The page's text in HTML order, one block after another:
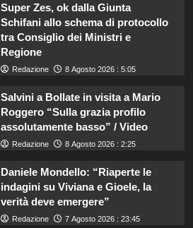
Phillips: l’eleganza estiva che non
dimenticherò mai.
Super Zes, ok dalla Giunta
Schifani allo schema di protocollo
tra Consiglio dei Ministri e
Regione
Redazione 8 Agosto 2026 : 5:05
Salvini a Bollate in visita a Mario
Roggero “Sulla grazia profilo
assolutamente basso” / Video
Redazione 8 Agosto 2026 : 2:25
Daniele Mondello: “Riaperte le
indagini su Viviana e Gioele, la
verità deve emergere”
Redazione 7 Agosto 2026 : 23:45